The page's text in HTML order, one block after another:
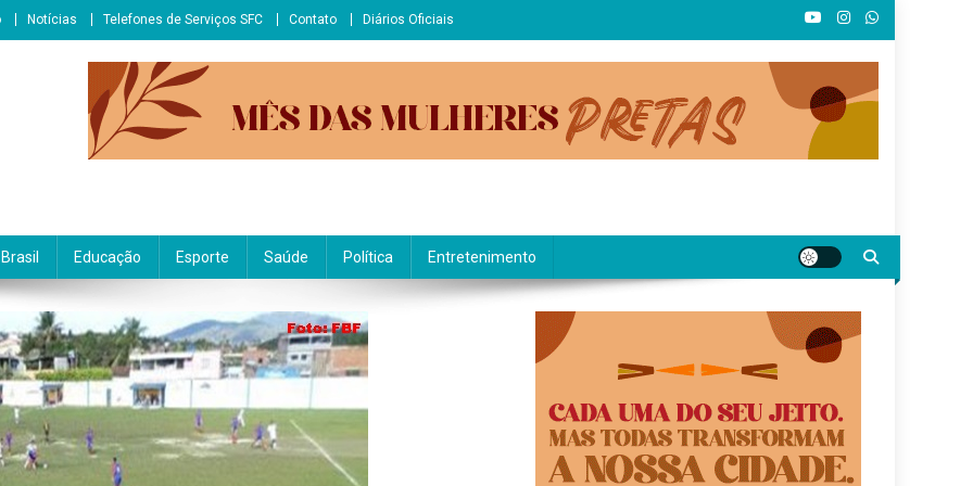
Notícias Telefones de Serviços SFC Contato Diários Oficiais
Brasil Educação Esporte Saúde Política Entretenimento